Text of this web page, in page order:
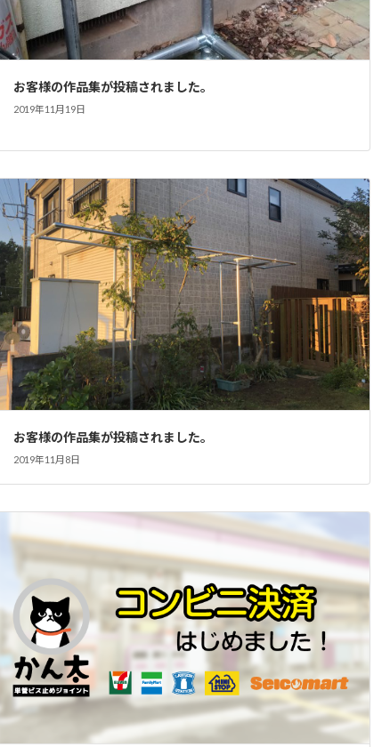
お客様の作品集が投稿されました。
2019年11月19日
お客様の作品集が投稿されました。
2019年11月8日